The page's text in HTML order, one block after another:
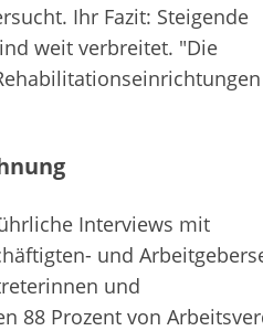
Ihr Fazit: Steigende
weit verbreitet. "Die
Interviews mit
und
und
88 Prozent von